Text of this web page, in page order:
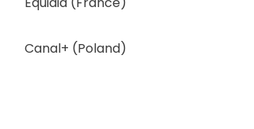
Canal+ (Poland)